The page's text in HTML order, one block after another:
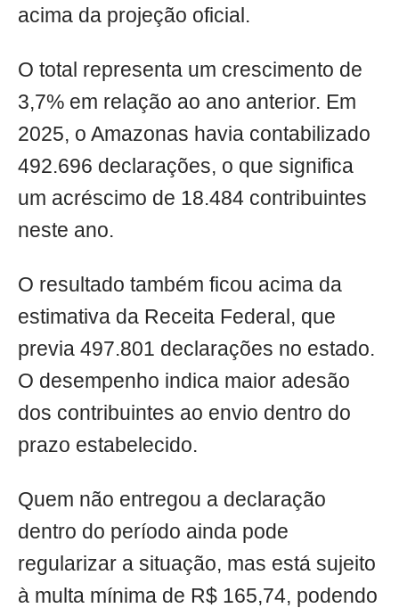
acima da projeção oficial.
O total representa um crescimento de
3,7% em relação ao ano anterior. Em
2025, o Amazonas havia contabilizado
492.696 declarações, o que significa
um acréscimo de 18.484 contribuintes
neste ano.
O resultado também ficou acima da
estimativa da Receita Federal, que
previa 497.801 declarações no estado.
O desempenho indica maior adesão
dos contribuintes ao envio dentro do
prazo estabelecido.
Quem não entregou a declaração
dentro do período ainda pode
regularizar a situação, mas está sujeito
à multa mínima de R$ 165,74, podendo